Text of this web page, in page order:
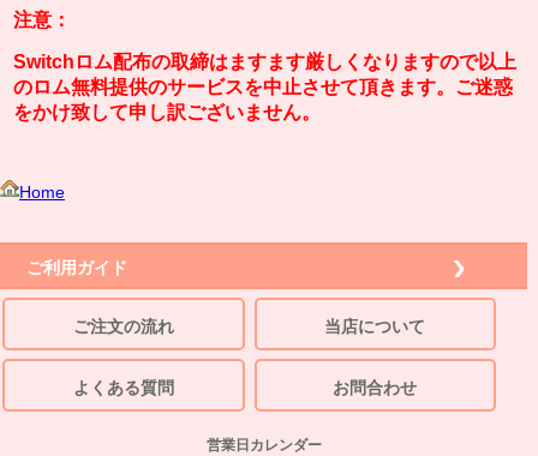
注意：
Switchロム配布の取締はますます厳しくなりますので以上
のロム無料提供のサービスを中止させて頂きます。ご迷惑
をかけ致して申し訳ございません。
Home
ご利用ガイド
ご注文の流れ 当店について
よくある質問 お問合わせ
営業日カレンダー